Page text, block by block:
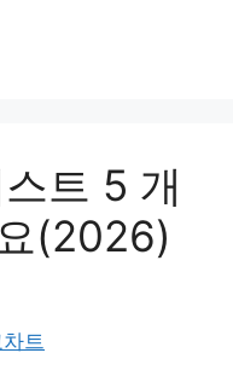
트 5 개
(2026)
트